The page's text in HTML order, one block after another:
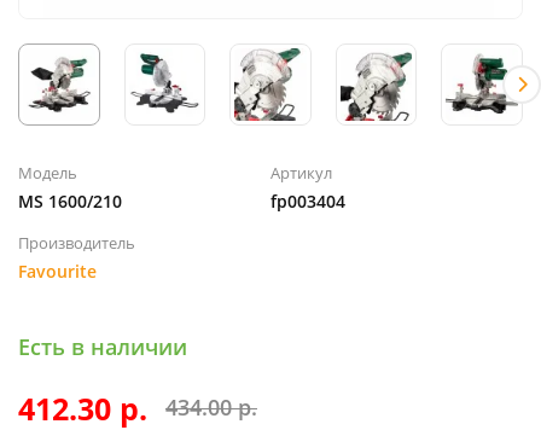
Модель
MS 1600/210
Артикул
fp003404
Производитель
Favourite
Есть в наличии
412.30 р. 434.00 р.